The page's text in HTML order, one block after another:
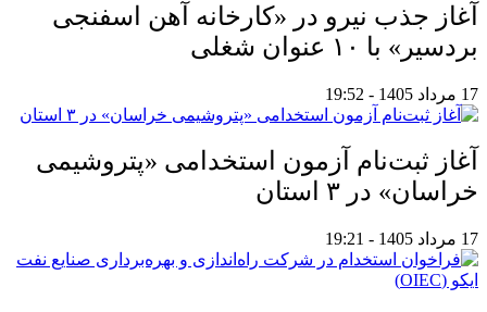
آغاز جذب نیرو در «کارخانه آهن اسفنجی
بردسیر» با ۱۰ عنوان شغلی
17 مرداد 1405 - 19:52
آغاز ثبت‌نام آزمون استخدامی «پتروشیمی
خراسان» در ۳ استان
17 مرداد 1405 - 19:21